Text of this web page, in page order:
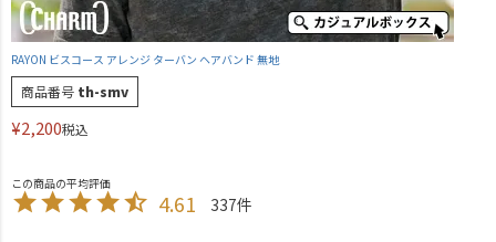
RAYON ビスコース アレンジ ターバン ヘアバンド 無地
商品番号 th-smv
¥2,200税込
4.61 337